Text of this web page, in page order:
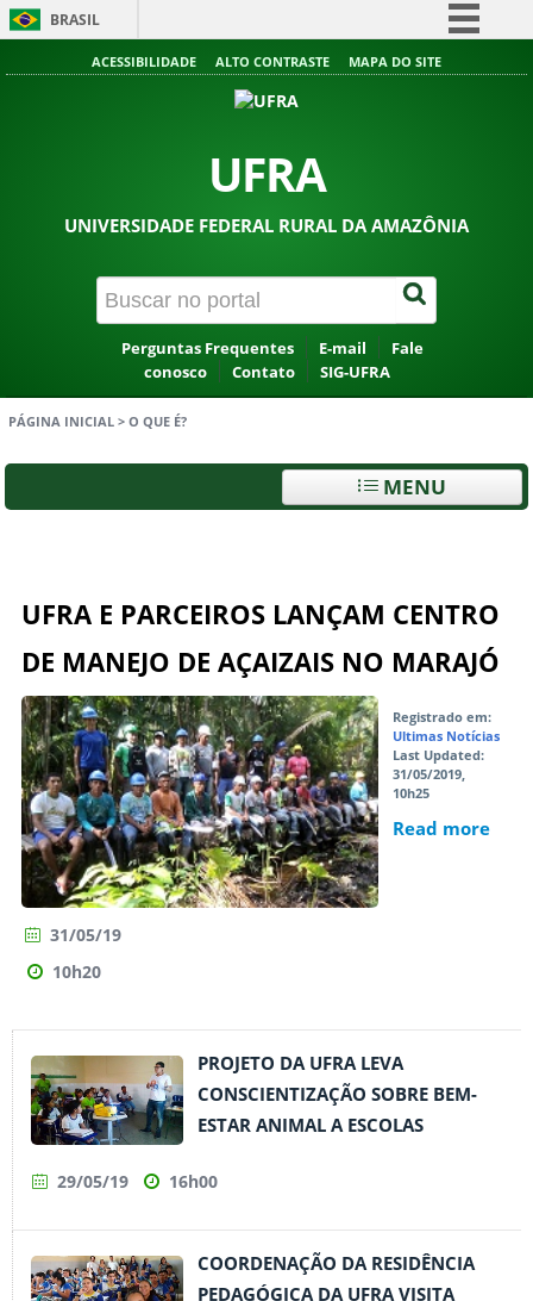
BRASIL
Simplifique!
Acesso à informação
ACESSIBILIDADE ALTO CONTRASTE MAPA DO SITE
UFRA
UNIVERSIDADE FEDERAL RURAL DA AMAZÔNIA
Perguntas Frequentes E-mail
Fale
conosco
Contato SIG-UFRA
PÁGINA INICIAL > O QUE É?
MENU
UFRA E PARCEIROS LANÇAM CENTRO
DE MANEJO DE AÇAIZAIS NO MARAJÓ
Registrado em:
Ultimas Notícias
Last Updated:
31/05/2019,
10h25
Read more
31/05/19
10h20
PROJETO DA UFRA LEVA
CONSCIENTIZAÇÃO SOBRE BEM-
ESTAR ANIMAL A ESCOLAS
29/05/19 16h00
COORDENAÇÃO DA RESIDÊNCIA
PEDAGÓGICA DA UFRA VISITA